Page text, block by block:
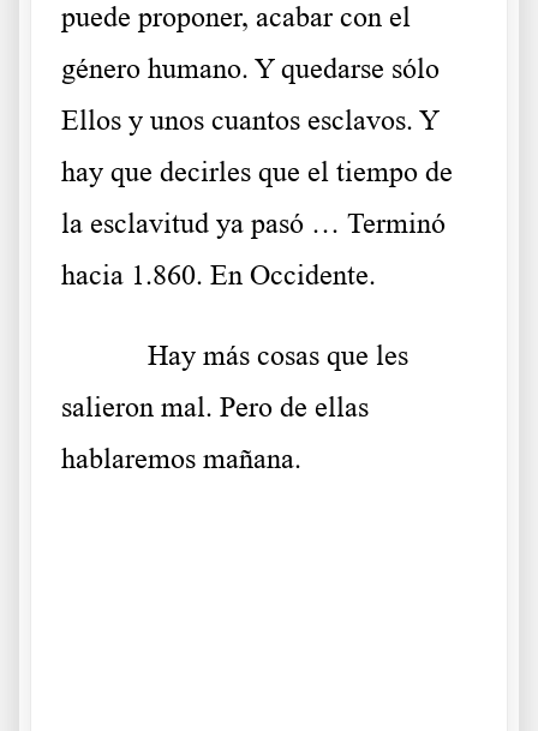
puede proponer, acabar con el
género humano. Y quedarse sólo
Ellos y unos cuantos esclavos. Y
hay que decirles que el tiempo de
la esclavitud ya pasó … Terminó
hacia 1.860. En Occidente.
Hay más cosas que les
salieron mal. Pero de ellas
hablaremos mañana.